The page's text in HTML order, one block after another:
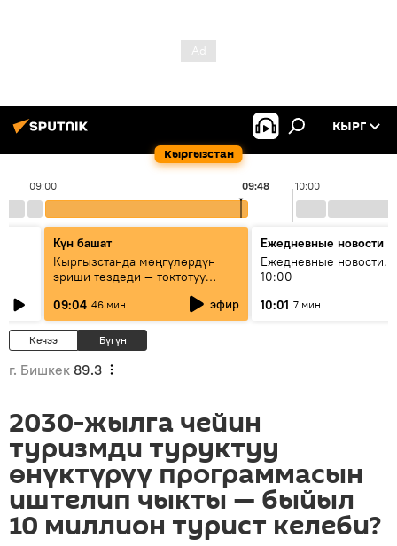
Кыргызстан
КЫРГ
09:00 10:00
09:48
Күн башат
Кыргызстанда мөңгүлөрдүн
эриши тездеди — токтотуу
09:04 46 мин эфир
Ежедневные новости
Ежедневные новости.
10:00
10:01 7 мин
Кечээ Бүгүн
г. Бишкек 89.3
2030-жылга чейин
туризмди туруктуу
өнүктүрүү программасын
иштелип чыкты — быйыл
10 миллион турист келеби?